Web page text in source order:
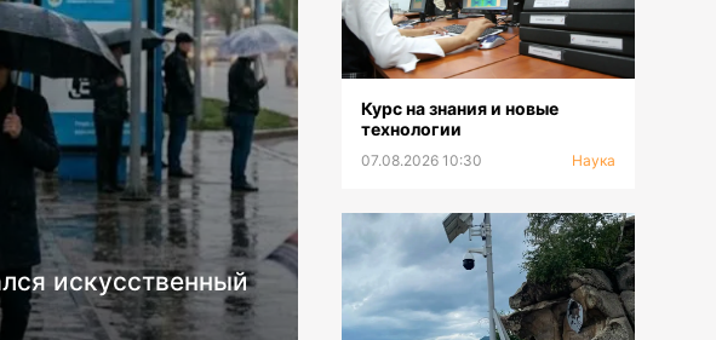
искусственный
Курс на знания и новые
технологии
07.08.2026 10:30 Наука